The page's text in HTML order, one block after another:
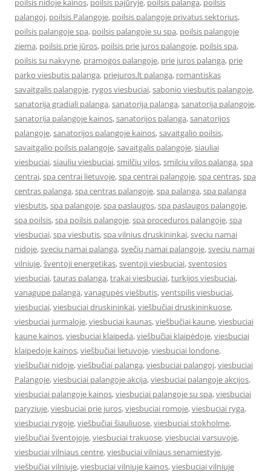
poilsis nidoje kainos, poilsis pajūryje, poilsis palanga, poilsis
palangoj, poilsis Palangoje, poilsis palangoje privatus sektorius,
poilsis palangoje spa, poilsis palangoje su spa, poilsis palangoje
ziema, poilsis prie jūros, poilsis prie juros palangoje, poilsis spa,
poilsis su nakvyne, pramogos palangoje, prie juros palanga, prie
parko viesbutis palanga, priejuros.lt palanga, romantiskas
savaitgalis palangoje, rygos viesbuciai,sabonio viesbutis palangoje,
sanatorija gradiali palanga,sanatorija palanga,sanatorija palangoje,
sanatorija palangoje kainos,sanatorijos palanga,sanatorijos
palangoje,sanatorijos palangoje kainos,savaitgalio poilsis,
savaitgalio poilsis palangoje,savaitgalis palangoje,siauliai
viesbuciai,siauliu viesbuciai,smilčių vilos,smilciu vilos palanga,spa
centrai,spa centrai lietuvoje,spa centrai palangoje,spa centras,spa
centras palanga,spa centras palangoje,spa palanga,spa palanga
viesbutis,spa palangoje,spa paslaugos,spa paslaugos palangoje,
spa poilsis,spa poilsis palangoje,spa proceduros palangoje,spa
viesbuciai,spa viesbutis,spa vilnius druskininkai,sveciu namai
nidoje,sveciu namai palanga,svečių namai palangoje,sveciu namai
vilniuje,šventoji energetikas,sventoji viesbuciai,sventosios
viesbuciai,tauras palanga,trakai viesbuciai,turkijos viesbuciai,
vanagupe palanga,vanagupės viešbutis,ventspilis viesbuciai,
viesbuciai,viesbuciai druskininkai,viešbučiai druskininkuose,
viesbuciai jurmaloje,viesbuciai kaunas,viešbučiai kaune,viesbuciai
kaune kainos,viesbuciai klaipeda,viešbučiai klaipėdoje,viesbuciai
klaipedoje kainos,viešbučiai lietuvoje,viesbuciai londone,
viešbučiai nidoje,viešbučiai palanga,viesbuciai palangoj,viesbuciai
Palangoje,viesbuciai palangoje akcija,viesbuciai palangoje akcijos,
viesbuciai palangoje kainos,viesbuciai palangoje su spa,viesbuciai
paryziuje,viesbuciai prie juros,viesbuciai romoje,viesbuciai ryga,
viesbuciai rygoje,viešbučiai šiauliuose,viesbuciai stokholme,
viešbučiai šventojoje,viesbuciai trakuose,viesbuciai varsuvoje,
viesbuciai vilniaus centre,viesbuciai vilniaus senamiestyje,
viešbučiai vilniuje,viesbuciai vilniuje kainos,viesbuciai vilniuje